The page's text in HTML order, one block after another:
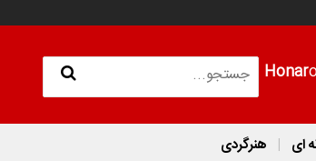
Honar
ای هنرگردی